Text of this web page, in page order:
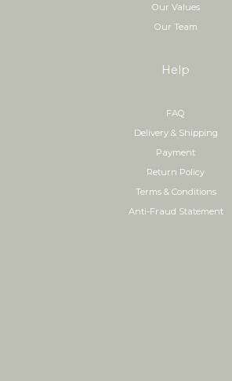
Our Values
Our Team
Help
FAQ
Delivery & Shipping
Payment
Return Policy
Terms & Conditions
Anti-Fraud Statement